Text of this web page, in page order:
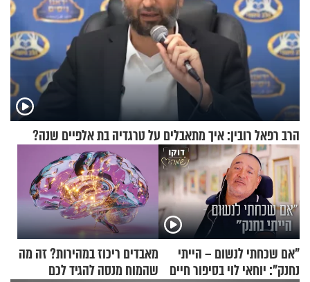
הרב רפאל רובין: איך מתאבלים על טרגדיה בת אלפיים שנה?
"אם שכחתי לנשום – הייתי
נחנק": יוחאי לוי בסיפור חיים
מאבדים ריכוז במהירות? זה מה
שהמוח מנסה להגיד לכם